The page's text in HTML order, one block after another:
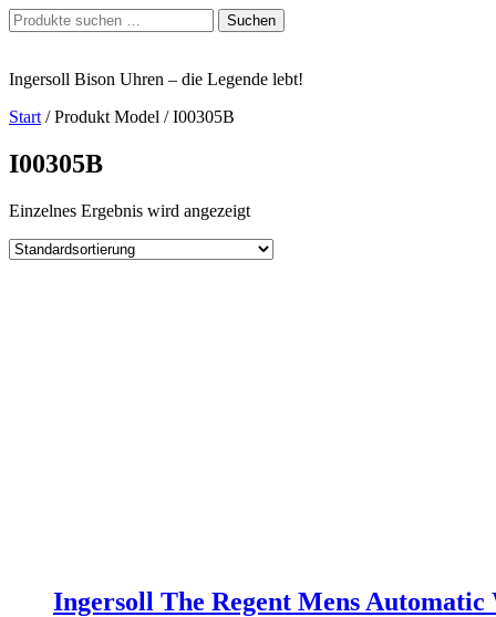
Zum
Inhalt
Suchen
nach:
Suchen
Ingersoll Bison Uhren – die Legende lebt!
Start / Produkt Model / I00305B
I00305B
Einzelnes Ergebnis wird angezeigt
Ingersoll The Regent Mens